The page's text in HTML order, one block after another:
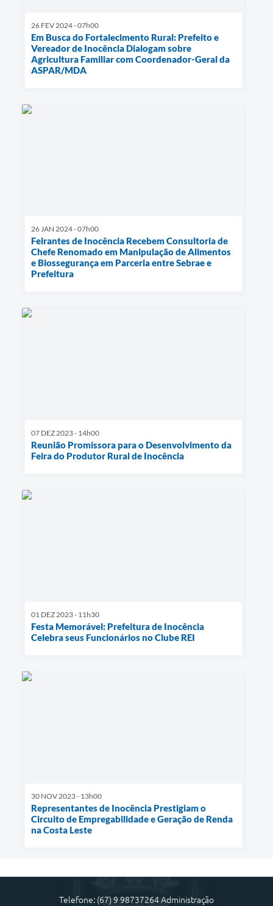
26 FEV 2024 - 07h00
Em Busca do Fortalecimento Rural: Prefeito e
Vereador de Inocência Dialogam sobre
Agricultura Familiar com Coordenador-Geral da
ASPAR/MDA
26 JAN 2024 - 07h00
Feirantes de Inocência Recebem Consultoria de
Chefe Renomado em Manipulação de Alimentos
e Biossegurança em Parceria entre Sebrae e
Prefeitura
07 DEZ 2023 - 14h00
Reunião Promissora para o Desenvolvimento da
Feira do Produtor Rural de Inocência
01 DEZ 2023 - 11h30
Festa Memorável: Prefeitura de Inocência
Celebra seus Funcionários no Clube REI
30 NOV 2023 - 13h00
Representantes de Inocência Prestigiam o
Circuito de Empregabilidade e Geração de Renda
na Costa Leste
Telefone: (67) 9 98737264 Administração